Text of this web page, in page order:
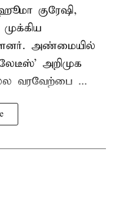
குரேஷி,
அண்மையில்
அறிமுக
வரவேற்பை ...